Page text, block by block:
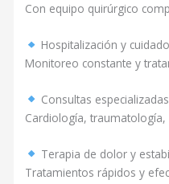
Con equipo quirúrgico
Hospitalización y
Monitoreo constante y
Consultas especializadas
Cardiología,
Terapia de dolor y
Tratamientos rápidos y